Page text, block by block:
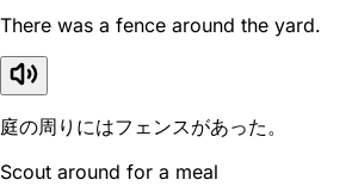
There was a fence around the yard.
庭の周りにはフェンスがあった。
Scout around for a meal